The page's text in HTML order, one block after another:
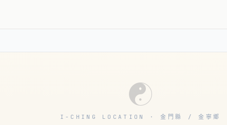
☯
I-CHING LOCATION · 金門縣 / 金寧鄉